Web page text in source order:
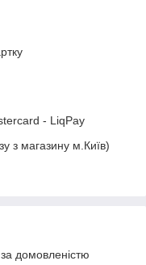
- LiqPay
з магазину м.Київ)
домовленістю